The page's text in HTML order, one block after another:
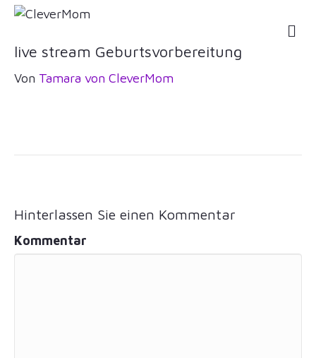
live stream Geburtsvorbereitung
Von Tamara von CleverMom
Hinterlassen Sie einen Kommentar
Kommentar